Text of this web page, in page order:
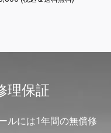
理保証
ルには1年間の無償修